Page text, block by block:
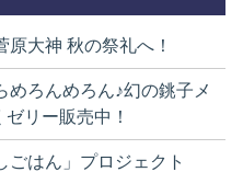
原大神 秋の祭礼へ！
めろんめろん♪幻の銚子メ
リー販売中！
ごはん」プロジェクト